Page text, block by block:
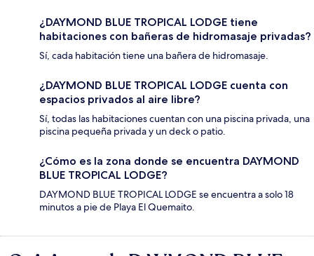
¿DAYMOND BLUE TROPICAL LODGE tiene
habitaciones con bañeras de hidromasaje privadas?
Sí, cada habitación tiene una bañera de hidromasaje.
¿DAYMOND BLUE TROPICAL LODGE cuenta con
espacios privados al aire libre?
Sí, todas las habitaciones cuentan con una piscina privada, una
piscina pequeña privada y un deck o patio.
¿Cómo es la zona donde se encuentra DAYMOND
BLUE TROPICAL LODGE?
DAYMOND BLUE TROPICAL LODGE se encuentra a solo 18
minutos a pie de Playa El Quemaito.